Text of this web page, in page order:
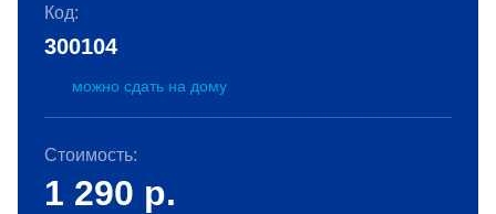
Код:
300104
можно сдать на дому
Стоимость:
1 290 р.